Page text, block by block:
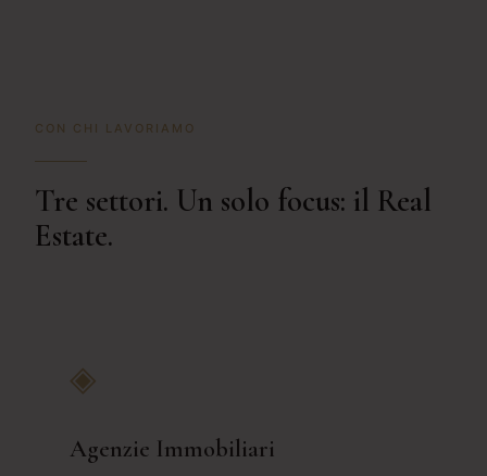
CON CHI LAVORIAMO
Tre settori. Un solo focus: il Real
Estate.
◈
Agenzie Immobiliari